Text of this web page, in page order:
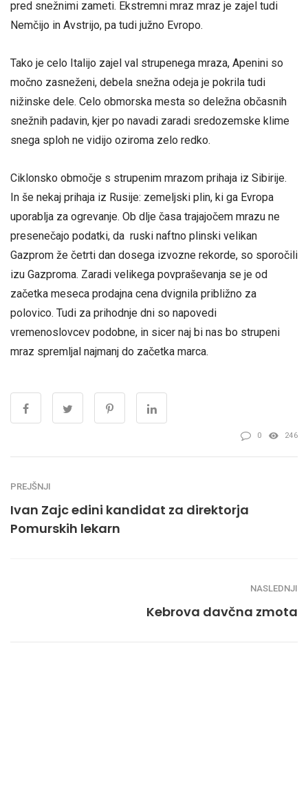
pred snežnimi zameti. Ekstremni mraz mraz je zajel tudi
Nemčijo in Avstrijo, pa tudi južno Evropo.
Tako je celo Italijo zajel val strupenega mraza, Apenini so
močno zasneženi, debela snežna odeja je pokrila tudi
nižinske dele. Celo obmorska mesta so deležna občasnih
snežnih padavin, kjer po navadi zaradi sredozemske klime
snega sploh ne vidijo oziroma zelo redko.
Ciklonsko območje s strupenim mrazom prihaja iz Sibirije.
In še nekaj prihaja iz Rusije: zemeljski plin, ki ga Evropa
uporablja za ogrevanje. Ob dlje časa trajajočem mrazu ne
presenečajo podatki, da ruski naftno plinski velikan
Gazprom že četrti dan dosega izvozne rekorde, so sporočili
izu Gazproma. Zaradi velikega povpraševanja se je od
začetka meseca prodajna cena dvignila približno za
polovico. Tudi za prihodnje dni so napovedi
vremenoslovcev podobne, in sicer naj bi nas bo strupeni
mraz spremljal najmanj do začetka marca.
0 246
PREJŠNJI
Ivan Zajc edini kandidat za direktorja
Pomurskih lekarn
NASLEDNJI
Kebrova davčna zmota